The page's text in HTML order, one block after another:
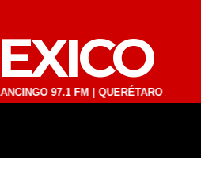
97.1 FM | QUERÉTARO 103.1 FM |